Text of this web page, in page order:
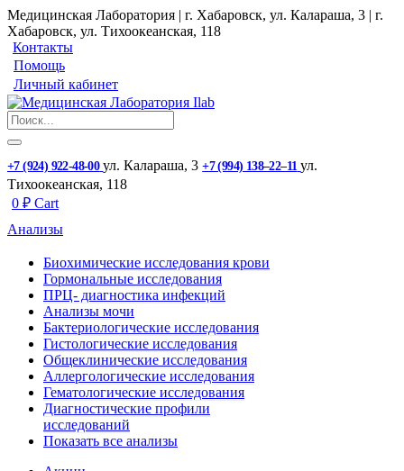
Медицинская Лаборатория | г. Хабаровск, ул. Калараша, 3 | г.
Хабаровск, ул. ​Тихоокеанская, 118
Контакты
Помощь
Личный кабинет
+7 (924) 922-48-00 ул. ​Калараша, 3 +7 (994) 138‒22‒11 ул. ​
Тихоокеанская, 118
0 ₽ Cart
Анализы
Биохимические исследования крови
Гормональные исследования
ПРЦ- диагностика инфекций
Анализы мочи
Бактериологические исследования
Гистологические исследования
Общеклинические исследования
Аллергологические исследования
Гематологические исследования
Диагностические профили
исследований
Показать все анализы